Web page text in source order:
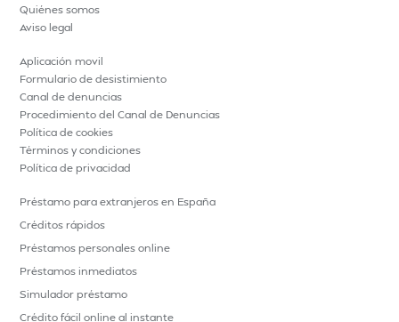
Quiénes somos
Aviso legal
Aplicación movil
Formulario de desistimiento
Canal de denuncias
Procedimiento del Canal de Denuncias
Política de cookies
Términos y condiciones
Política de privacidad
Préstamo para extranjeros en España
Créditos rápidos
Préstamos personales online
Préstamos inmediatos
Simulador préstamo
Crédito fácil online al instante